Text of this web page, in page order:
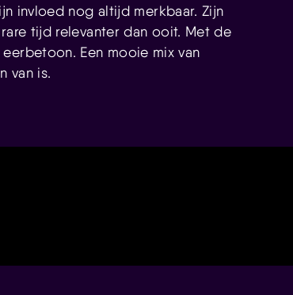
invloed nog altijd merkbaar. Zijn
tijd relevanter dan ooit. Met de
Een mooie mix van
van is.